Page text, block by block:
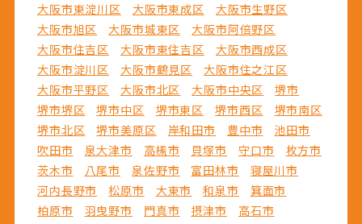
大阪市東淀川区
大阪市東成区
大阪市生野区
大阪市旭区
大阪市城東区
大阪市阿倍野区
大阪市住吉区
大阪市東住吉区
大阪市西成区
大阪市淀川区
大阪市鶴見区
大阪市住之江区
大阪市平野区
大阪市北区 大阪市中央区
堺市
堺市堺区
堺市中区 堺市東区 堺市西区
堺市南区
堺市北区
堺市美原区 岸和田市 豊中市
池田市
吹田市
泉大津市 高槻市 貝塚市 守口市
枚方市
茨木市
八尾市 泉佐野市 富田林市
寝屋川市
河内長野市
松原市 大東市 和泉市
箕面市
柏原市
羽曳野市 門真市 摂津市
高石市